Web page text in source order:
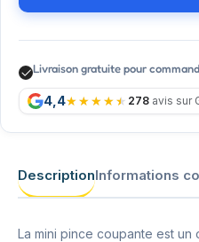
Livraison gratuite pour
4,4 278 avis sur
DescriptionInformations
La mini pince coupante est un